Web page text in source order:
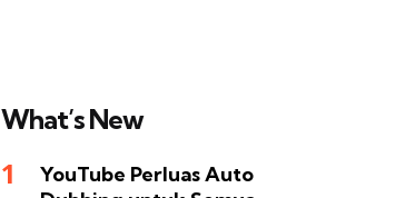
What’s New
YouTube Perluas Auto